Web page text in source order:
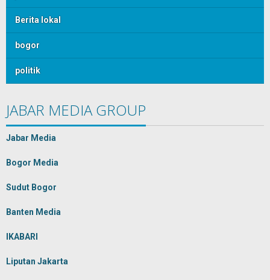
Berita lokal
bogor
politik
JABAR MEDIA GROUP
Jabar Media
Bogor Media
Sudut Bogor
Banten Media
IKABARI
Liputan Jakarta